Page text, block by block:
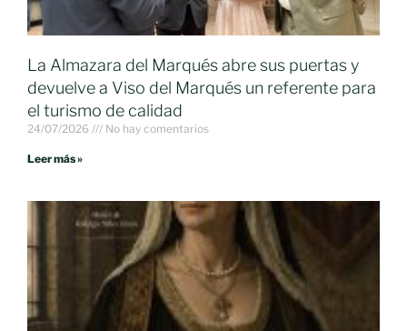
La Almazara del Marqués abre sus puertas y
devuelve a Viso del Marqués un referente para
el turismo de calidad
24/07/2026 No hay comentarios
Leer más »